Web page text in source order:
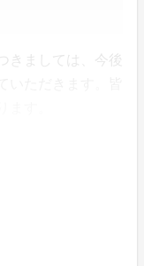
きましては、今後